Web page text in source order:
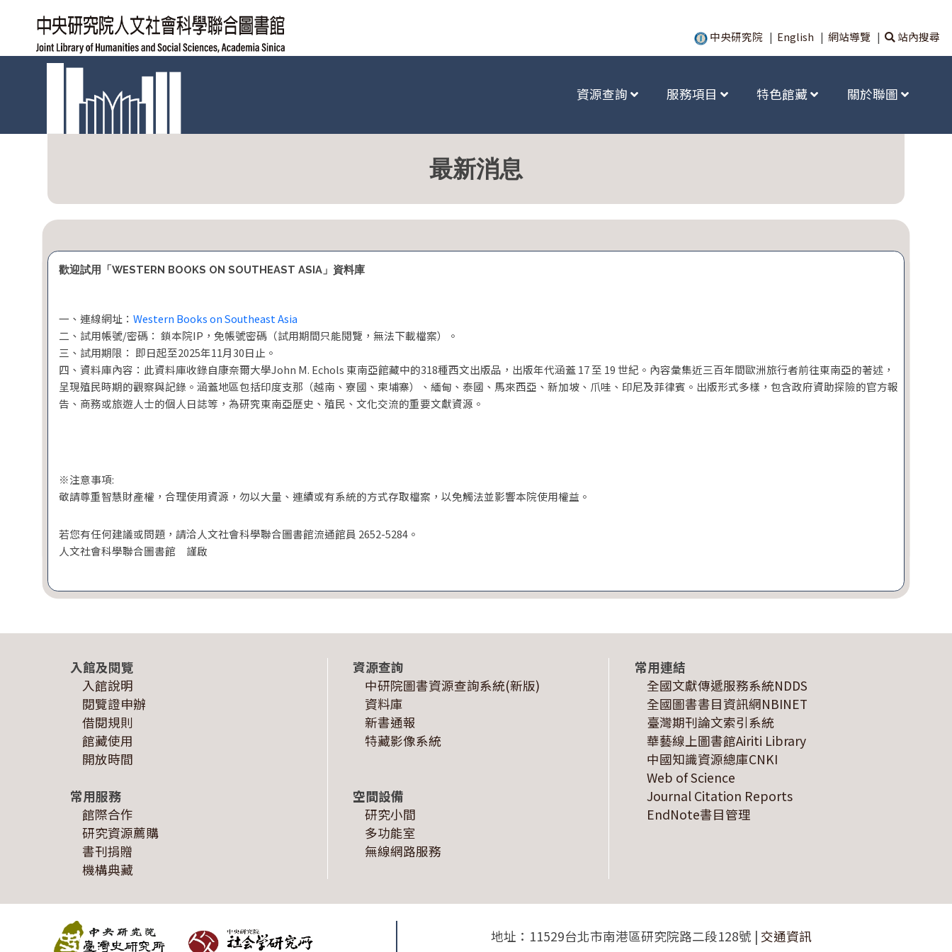
主
中央研究院 | English | 網站導覽 | 站內搜尋
資源查詢 服務項目 特色館藏 關於聯圖
最新消息
歡迎試用「WESTERN BOOKS ON SOUTHEAST ASIA」資料庫
一、連線網址： Western Books on Southeast Asia
二、試用帳號/密碼： 鎖本院IP，免帳號密碼（試用期間只能閱覽，無法下載檔案）。
三、試用期限： 即日起至2025年11月30日止。
四、資料庫內容：此資料庫收錄自康奈爾大學John M. Echols 東南亞館藏中的318種西文出版品，出版年代涵蓋 17 至 19 世紀。內容彙集近三百年間歐洲旅行者前往東南亞的著述，
呈現殖民時期的觀察與記錄。涵蓋地區包括印度支那（越南、寮國、柬埔寨）、緬甸、泰國、馬來西亞、新加坡、爪哇、印尼及菲律賓。出版形式多樣，包含政府資助探險的官方報
告、商務或旅遊人士的個人日誌等，為研究東南亞歷史、殖民、文化交流的重要文獻資源。
※注意事項:
敬請尊重智慧財產權，合理使用資源，勿以大量、連續或有系統的方式存取檔案，以免觸法並影響本院使用權益。
若您有任何建議或問題，請洽人文社會科學聯合圖書館流通館員 2652-5284。
人文社會科學聯合圖書館 謹啟
入館及閱覽
入館說明
閱覽證申辦
借閱規則
館藏使用
開放時間
常用服務
館際合作
研究資源薦購
書刊捐贈
機構典藏
資源查詢
中研院圖書資源查詢系統(新版)
資料庫
新書通報
特藏影像系統
空間設備
研究小間
多功能室
無線網路服務
常用連結
全國文獻傳遞服務系統NDDS
全國圖書書目資訊網NBINET
臺灣期刊論文索引系統
華藝線上圖書館Airiti Library
中國知識資源總庫CNKI
Web of Science
Journal Citation Reports
EndNote書目管理
地址：11529台北市南港區研究院路二段128號 | 交通資訊